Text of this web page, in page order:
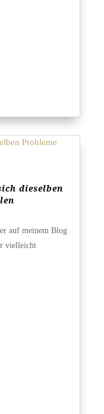
dieselben
auf meinem Blog
vielleicht